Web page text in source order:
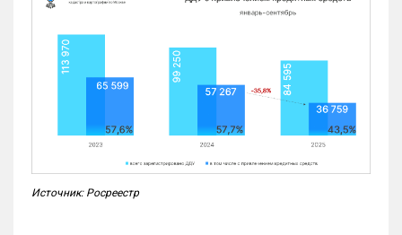
Источник: Росреестр